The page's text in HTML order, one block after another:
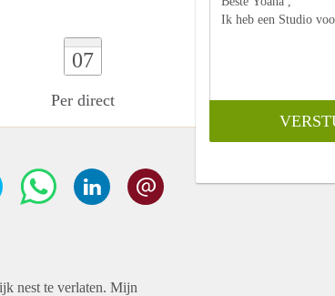
07
Per direct
nest te verlaten. Mijn